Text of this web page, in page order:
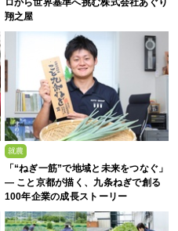
ロから世界基準へ挑む株式会社あぐり
翔之屋
就農
「“ねぎ一筋”で地域と未来をつなぐ」
— こと京都が描く、九条ねぎで創る
100年企業の成長ストーリー